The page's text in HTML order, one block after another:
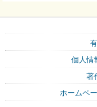
個人情
著
ホームペ